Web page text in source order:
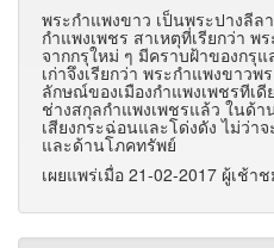
พระกำแพงขาว เป็นพระปางลี
กำแพงเพชร สาเหตุที่เรียกว่า
จากกรุใหม่ ๆ มีคราบฝ้าของกรุ
เก่าจึงเรียกว่า พระกำแพงขาว
ลักษณ์ของเมืองกำแพงเพชรทีเ
ช่างสกุลกำแพงเพชรแล้ว ในด้
เสียงกระฉ่อนและโด่งดัง ไม่ว่า
และด้านโภคทรัพย์
เผยแพร่เมื่อ 21-02-2017 ผู้เช้า